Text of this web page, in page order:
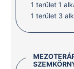
1 terület 1
1 terület 3